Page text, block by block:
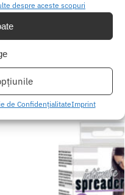
despre aceste scopuri
de ConfidențialitateImprint
vibratii
Luxury Haute Couture